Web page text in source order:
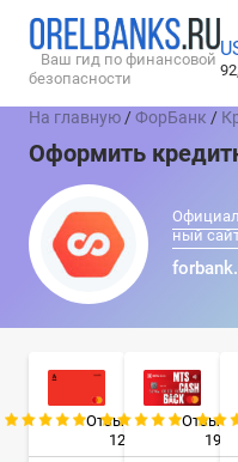
Ваш гид по финансовой
безопасности
На главную /ФорБанк /
Оформить
ный
Отзывы:
12
19